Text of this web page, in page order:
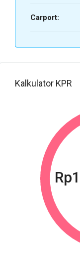
Carport:
Kalkulator KPR